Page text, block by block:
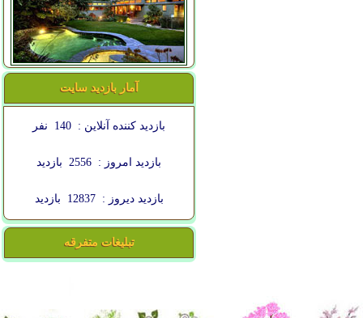
آمار بازدید سایت
بازدید کننده آنلاین : 140 نفر
بازدید امروز : 2556 بازدید
بازدید دیروز : 12837 بازدید
تبلیغات متفرقه